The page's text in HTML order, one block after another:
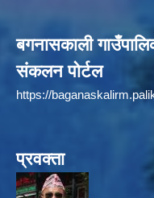
बगनासकाली
संकलन पोर्टल
https://
प्रवक्ता